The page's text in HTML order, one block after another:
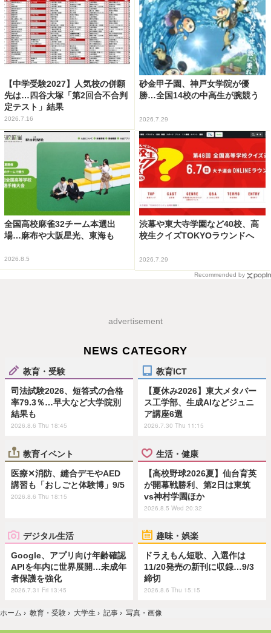
【中学受験2027】人気校の併願
先は…四谷大塚「第2回合不合判
定テスト」結果
2026.7.16
砂金甲子園、神戸女学院が優
勝…全国14校の中高生が腕競う
2026.7.29
全国高校麻雀32チーム本選出
場…麻布や大阪星光、東海も
2026.8.5
渋幕や東大寺学園など40校、高
校生クイズTOKYOラウンドへ
2026.7.29
Recommended by
advertisement
NEWS CATEGORY
教育・受験
司法試験2026、短答式の合格
率79.3％…早大など大学院別
結果も
2026.8.6 Thu 18:45
教育ICT
【夏休み2026】東大メタバー
ス工学部、生成AIなどジュニ
ア講座6選
2026.7.30 Thu 11:15
教育イベント
医療✕消防、縫合デモやAED
講習も「おしごと体験博」9/5
2026.8.6 Thu 18:15
生活・健康
【高校野球2026夏】仙台育英
が開幕戦勝利、第2日は東筑
vs神村学園ほか
2026.8.5 Wed 20:32
デジタル生活
Google、アプリ向け年齢確認
APIを年内に世界展開…未成年
者保護を強化
2026.7.31 Fri 13:45
趣味・娯楽
ドラえもん短歌、入選作は
11/20発売の新刊に収録…9/3
締切
2026.8.6 Thu 15:15
ホーム › 教育・受験 › 大学生 › 記事 › 写真・画像